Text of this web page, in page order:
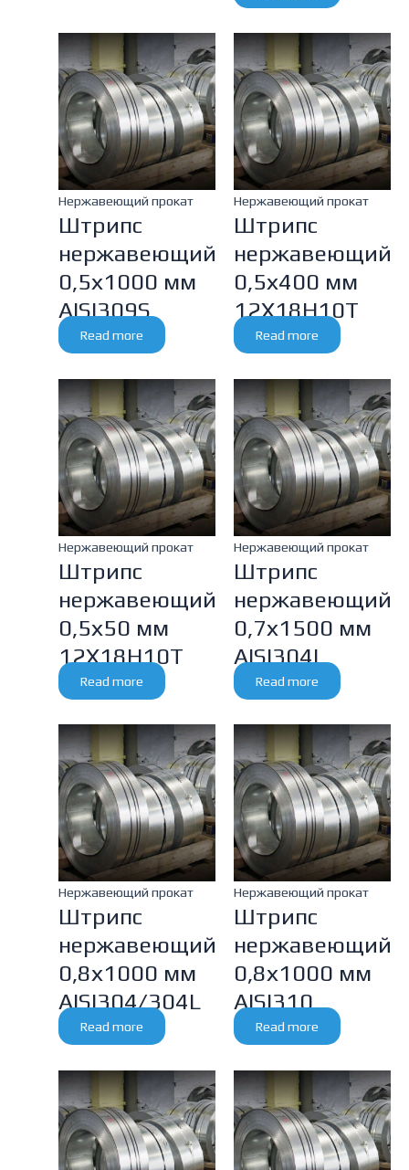
Нержавеющий прокат
Штрипс
нержавеющий
0,5х1000 мм
AISI309S
Read more
Нержавеющий прокат
Штрипс
нержавеющий
0,5х400 мм
12Х18Н10Т
Read more
Нержавеющий прокат
Штрипс
нержавеющий
0,5х50 мм
12Х18Н10Т
Read more
Нержавеющий прокат
Штрипс
нержавеющий
0,7х1500 мм
AISI304L
Read more
Нержавеющий прокат
Штрипс
нержавеющий
0,8х1000 мм
AISI304/304L
Read more
Нержавеющий прокат
Штрипс
нержавеющий
0,8х1000 мм
AISI310
Read more